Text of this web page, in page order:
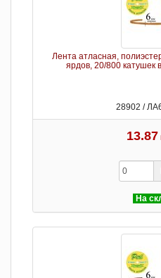
Лента атласная,
ярдов, 20/800 катушек
28902 /
13.87
На